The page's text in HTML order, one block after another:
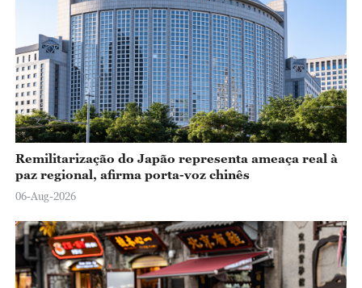
Remilitarização do Japão representa ameaça real à
paz regional, afirma porta-voz chinês
06-Aug-2026